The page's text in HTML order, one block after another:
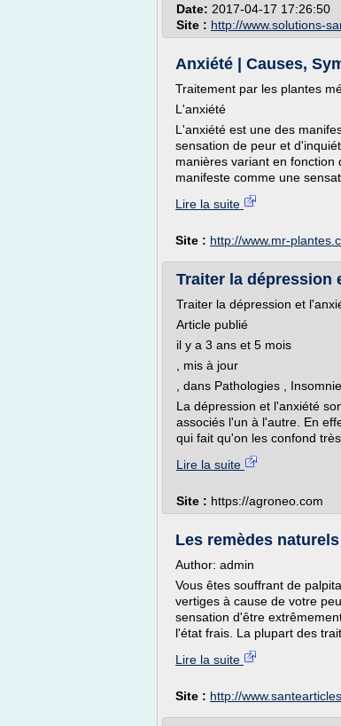
Date: 2017-04-17 17:26:50
Site : http://www.solutions-
Anxiété | Causes,
Traitement par les plantes
L'anxiété
L'anxiété est une des
sensation de peur et
manières variant en
manifeste comme une
Lire la suite
Site : http://www.mr-
Traiter la dépression
Traiter la dépression et
Article publié
il y a 3 ans et 5 mois
, mis à jour
, dans Pathologies ,
La dépression et l'anxiété
associés l'un à l'autre. En
qui fait qu'on les confond très
Lire la suite
Site : https://agroneo.com
Les remèdes
Author: admin
Vous êtes souffrant de
vertiges à cause de votre
sensation d'être
l'état frais. La plupart des
Lire la suite
Site : http://